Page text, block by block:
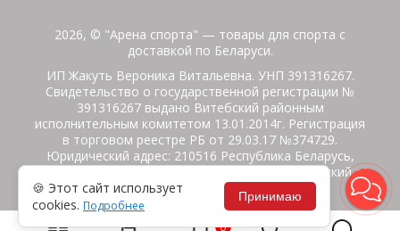
2026, © "Арена спорта" — товары для спорта с
доставкой по Беларуси.
ИП Жакуть Вероника Витальевна. УНП 391316267.
Свидетельство о государственной регистрации №
391316267 выдано Витебский районным
исполнительным комитетом 13.01.2014г. Регистрация
в торговом реестре РБ от 29.03.17 №374729.
Юридический адрес: 210516 Республика Беларусь,
Витебская область, Витебский район, Бабиничский с/
с, аг.Ольгово, ул.Школьная
Политика защиты данных
0
🍪 Этот сайт использует
cookies. Подробнее
Принимаю